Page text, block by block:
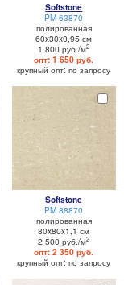
Softstone
PM 63870
полированная
60x30x0,95 см
1 800 руб./м2
опт: 1 650 руб.
крупный опт: по запросу
Softstone
PM 88870
полированная
80x80x1,1 см
2 500 руб./м2
опт: 2 350 руб.
крупный опт: по запросу